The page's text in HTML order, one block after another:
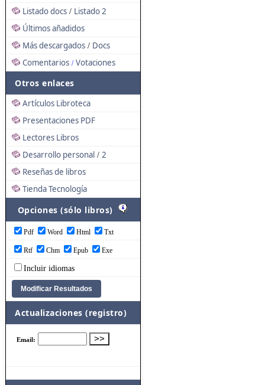
Listado docs / Listado 2
Últimos añadidos
Más descargados / Docs
Comentarios / Votaciones
Otros enlaces
Artículos Libroteca
Presentaciones PDF
Lectores Libros
Desarrollo personal / 2
Reseñas de libros
Tienda Tecnología
Opciones (sólo libros)
Pdf Word Html Txt
Rtf Chm Epub Exe
Incluir idiomas
Actualizaciones (registro)